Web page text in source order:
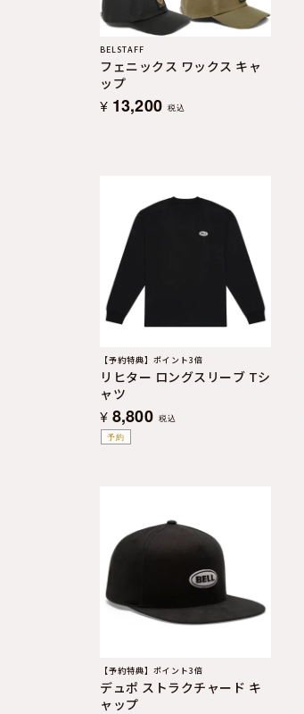
BELSTAFF
フェニックス ワックス キャ
ップ
¥ 13,200 税込
予約
【予約特典】ポイント3倍
リヒター ロングスリーブ Tシ
ャツ
¥ 8,800 税込
【予約特典】ポイント3倍
デュポ ストラクチャード キ
ャップ